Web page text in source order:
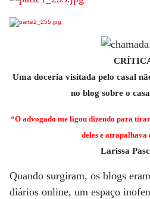
Uma doceria visitada pelo casal
no blog sobre o
“O advogado me ligou dizendo para
deles e atrapalhava
Larissa
Quando surgiram, os blogs
diários online, um espaço